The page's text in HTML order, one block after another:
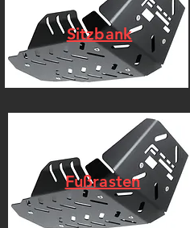
Sitzbank
Fußrasten